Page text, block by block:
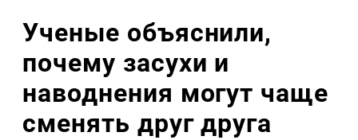
Ученые объяснили,
почему засухи и
наводнения могут чаще
сменять друг друга